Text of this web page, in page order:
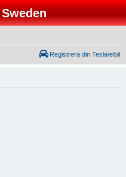
Registrera din Tesla/elbil